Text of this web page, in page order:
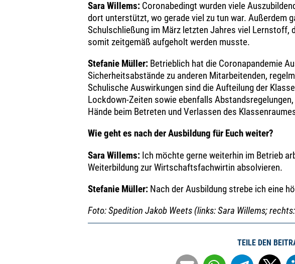
Sara Willems: Coronabedingt wurden viele
dort unterstützt, wo gerade viel zu tun war. Außerdem
Schulschließung im März letzten Jahres viel Lernstoff,
somit zeitgemäß aufgeholt werden musste.
Stefanie Müller: Betrieblich hat die Coronapandemie
Sicherheitsabstände zu anderen Mitarbeitenden,
Schulische Auswirkungen sind die Aufteilung der
Lockdown-Zeiten sowie ebenfalls
Hände beim Betreten und Verlassen des
Wie geht es nach der Ausbildung für Euch weiter?
Sara Willems:Ich möchte gerne weiterhin im Betrieb
Weiterbildung zur Wirtschaftsfachwirtin absolvieren.
Stefanie Müller: Nach der Ausbildung strebe ich eine
Foto: Spedition Jakob Weets (links: Sara Willems;
TEILE DEN